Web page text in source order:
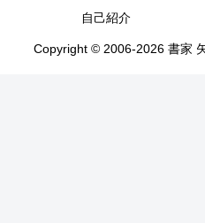
自己紹介
Copyright © 2006-2026 書家